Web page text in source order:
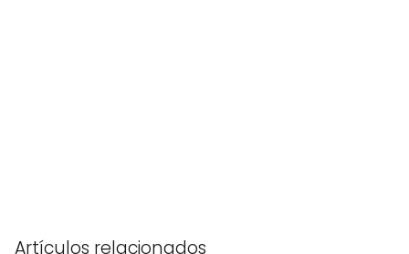
Artículos relacionados